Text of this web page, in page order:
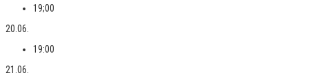
19;00
20.06.
19:00
21.06.